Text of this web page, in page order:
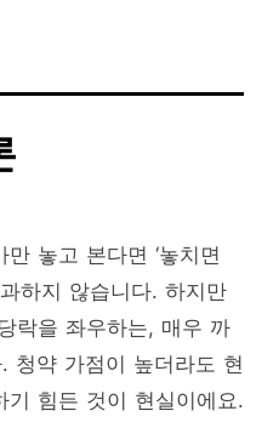
놓고 본다면 ‘놓치면
하지 않습니다. 하지만
락을 좌우하는, 매우 까
청약 가점이 높더라도 현
기 힘든 것이 현실이에요.